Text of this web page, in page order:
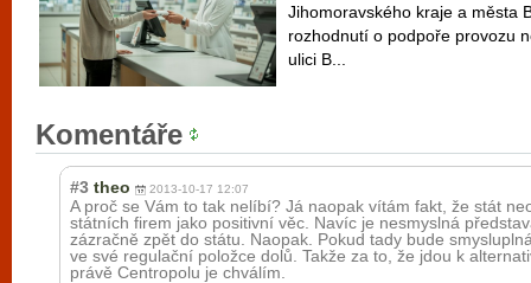
Jihomoravského kraje a města
rozhodnutí o podpoře provozu
ulici B...
Komentáře
#3 theo 2013-10-17 12:07
A proč se Vám to tak nelíbí? Já naopak vítám fakt, že stát
státních firem jako positivní věc. Navíc je nesmyslná
zázračně zpět do státu. Naopak. Pokud tady bude
ve své regulační položce dolů. Takže za to, že jdou k
právě Centropolu je chválím.